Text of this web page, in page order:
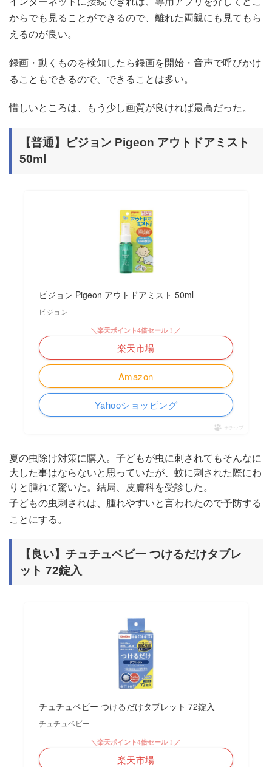
からでも見ることができるので、離れた両親にも見てもら
えるのが良い。
録画・動くものを検知したら録画を開始・音声で呼びかけ
ることもできるので、できることは多い。
惜しいところは、もう少し画質が良ければ最高だった。
【普通】ピジョン Pigeon アウトドアミスト
50ml
ピジョン Pigeon アウトドアミスト 50ml
ピジョン
Amazon
＼楽天ポイント4倍セール！／
楽天市場
Yahooショッピング
ポチップ
夏の虫除け対策に購入。子どもが虫に刺されてもそんなに
大した事はならないと思っていたが、蚊に刺された際にわ
りと腫れて驚いた。結局、皮膚科を受診した。
子どもの虫刺されは、腫れやすいと言われたので予防する
ことにする。
【良い】チュチュベビー つけるだけタブレ
ット 72錠入
チュチュベビー つけるだけタブレット 72錠入
チュチュベビー
＼楽天ポイント4倍セール！／
楽天市場